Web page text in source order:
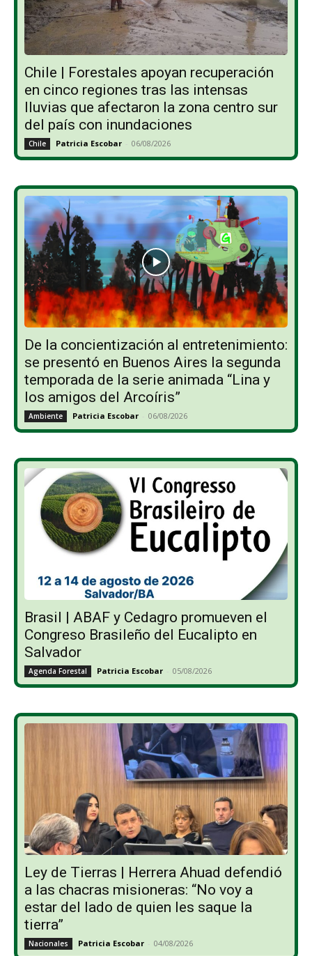
Chile | Forestales apoyan recuperación
en cinco regiones tras las intensas
lluvias que afectaron la zona centro sur
del país con inundaciones
Chile Patricia Escobar - 06/08/2026
De la concientización al entretenimiento:
se presentó en Buenos Aires la segunda
temporada de la serie animada “Lina y
los amigos del Arcoíris”
Ambiente Patricia Escobar - 06/08/2026
Brasil | ABAF y Cedagro promueven el
Congreso Brasileño del Eucalipto en
Salvador
Agenda Forestal Patricia Escobar - 05/08/2026
Ley de Tierras | Herrera Ahuad defendió
a las chacras misioneras: “No voy a
estar del lado de quien les saque la
tierra”
Nacionales Patricia Escobar - 04/08/2026